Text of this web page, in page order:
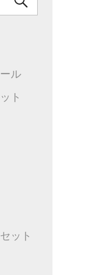
ル
ト
ット